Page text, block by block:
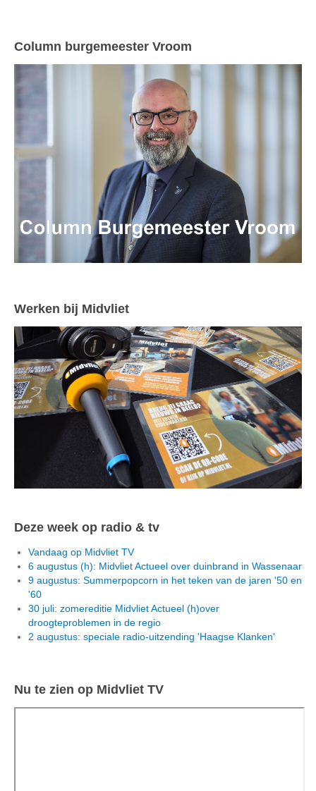
Column burgemeester Vroom
Werken bij Midvliet
Deze week op radio & tv
Vandaag op Midvliet TV
6 augustus (h): Midvliet Actueel over duinbrand in Wassenaar
9 augustus: Summerpopcorn in het teken van de jaren '50 en
'60
30 juli: zomereditie Midvliet Actueel (h)over
droogteproblemen in de regio
2 augustus: speciale radio-uitzending 'Haagse Klanken'
Nu te zien op Midvliet TV